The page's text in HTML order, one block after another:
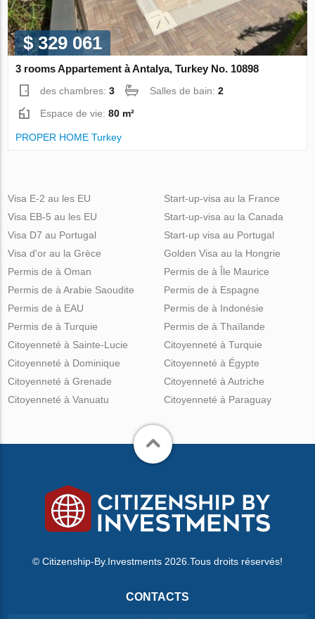
$ 329 061
3 rooms Appartement à Antalya, Turkey No. 10898
des chambres:3 Salles de bain:2
Espace de vie:80 m²
PROPER HOME Turkey
Visa E-2 au les EU
Visa EB-5 au les EU
Visa D7 au Portugal
Visa d'or au la Grèce
Start-up-visa au la France
Start-up-visa au la Canada
Start-up visa au Portugal
Golden Visa au la Hongrie
Permis de à Oman
Permis de à Arabie Saoudite
Permis de à EAU
Permis de à Turquie
Permis de à Île Maurice
Permis de à Espagne
Permis de à Indonésie
Permis de à Thaïlande
Citoyenneté à Sainte-Lucie
Citoyenneté à Dominique
Citoyenneté à Grenade
Citoyenneté à Vanuatu
Citoyenneté à Turquie
Citoyenneté à Égypte
Citoyenneté à Autriche
Citoyenneté à Paraguay
© Citizenship-By.Investments 2026.Tous droits réservés!
CONTACTS